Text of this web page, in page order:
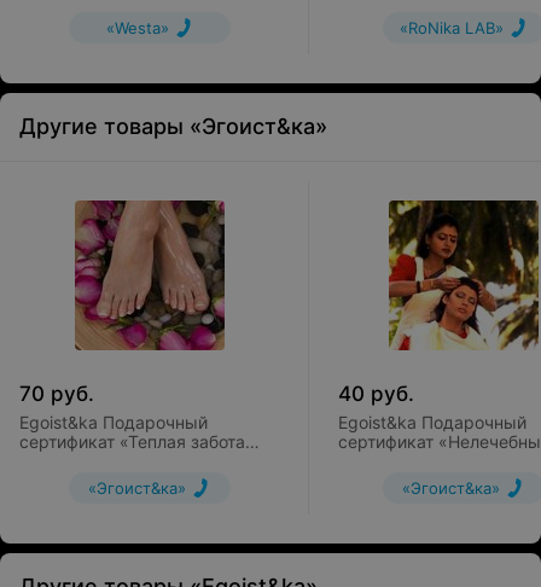
«Westa» «RoNika LAB»
Другие товары «Эгоист&ка»
70 руб.
Egoist&ka Подарочный
сертификат «Теплая забота
аппаратный или
комбинированный + маска +
«Эгоист&ка»
40 руб.
Egoist&ka Подарочный
сертификат
«Эгоист&ка»